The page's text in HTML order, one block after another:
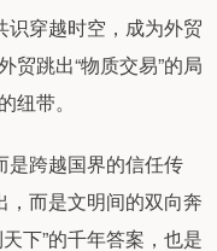
识穿越时空，成为外贸
贸跳出“物质交易”的局
纽带。
是跨越国界的信任传
，而是文明间的双向奔
下”的千年答案，也是